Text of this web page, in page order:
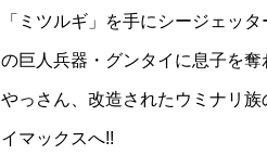
「ミツルギ」を手にシージェッ
の巨人兵器・グンタイに息子を
やっさん、改造されたウミナリ
イマックスへ!!